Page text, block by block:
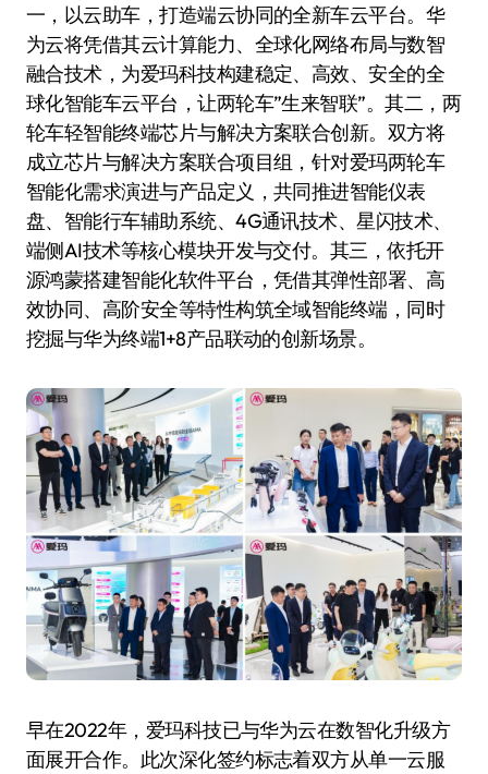
一，以云助车，打造端云协同的全新车云平台。华
为云将凭借其云计算能力、全球化网络布局与数智
融合技术，为爱玛科技构建稳定、高效、安全的全
球化智能车云平台，让两轮车”生来智联”。其二，两
轮车轻智能终端芯片与解决方案联合创新。双方将
成立芯片与解决方案联合项目组，针对爱玛两轮车
智能化需求演进与产品定义，共同推进智能仪表
盘、智能行车辅助系统、4G通讯技术、星闪技术、
端侧AI技术等核心模块开发与交付。其三，依托开
源鸿蒙搭建智能化软件平台，凭借其弹性部署、高
效协同、高阶安全等特性构筑全域智能终端，同时
挖掘与华为终端1+8产品联动的创新场景。
早在2022年，爱玛科技已与华为云在数智化升级方
面展开合作。此次深化签约标志着双方从单一云服